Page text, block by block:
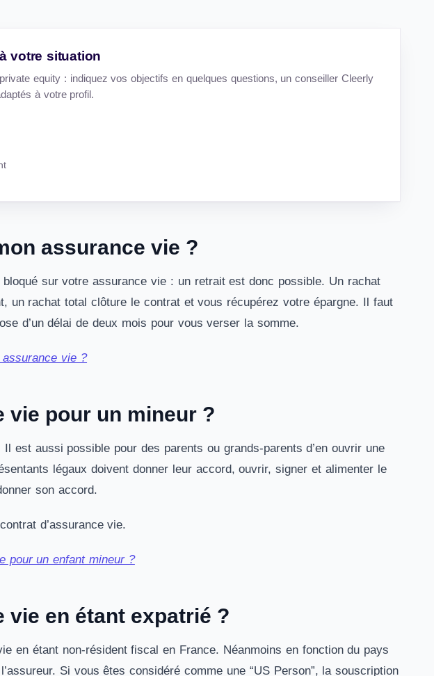
votre situation
equity : indiquez vos objectifs en quelques questions, un conseiller Cleerly
à votre profil.
assurance vie ?
sur votre assurance vie : un retrait est donc possible. Un rachat
un rachat total clôture le contrat et vous récupérez votre épargne. Il faut
d’un délai de deux mois pour vous verser la somme.
vie ?
vie pour un mineur ?
est aussi possible pour des parents ou grands-parents d’en ouvrir une
légaux doivent donner leur accord, ouvrir, signer et alimenter le
son accord.
d’assurance vie.
pour un enfant mineur ?
vie en étant expatrié ?
en étant non-résident fiscal en France. Néanmoins en fonction du pays
Si vous êtes considéré comme une “US Person”, la souscription